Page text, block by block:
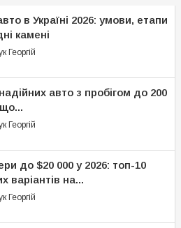
в Україні 2026: умови, етапи
камені
Георгій
авто з пробігом до 200
Георгій
до $20 000 у 2026: топ-10
варіантів на...
Георгій